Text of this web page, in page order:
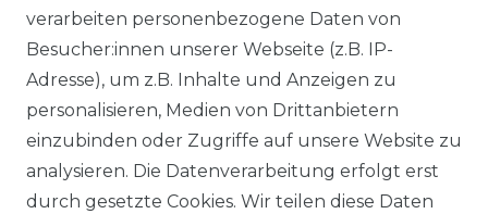
verarbeiten personenbezogene Daten von
Besucher:innen unserer Webseite (z.B. IP-
Adresse), um z.B. Inhalte und Anzeigen zu
personalisieren, Medien von Drittanbietern
einzubinden oder Zugriffe auf unsere Website zu
analysieren. Die Datenverarbeitung erfolgt erst
durch gesetzte Cookies. Wir teilen diese Daten